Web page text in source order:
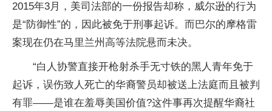
2015年3月，美司法部的一份报告却称，威尔逊的行为
是“防御性”的，因此被免于刑事起诉。而巴尔的摩格雷
案现在仍在马里兰州高等法院悬而未决。
“白人协警直接开枪射杀手无寸铁的黑人青年免于
起诉，误伤致人死亡的华裔警员却被送上法庭而且被判
有罪——是谁在羞辱美国价值?这件事再次提醒华裔社